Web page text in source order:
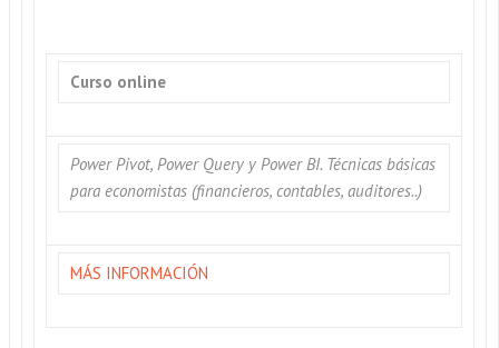
Curso online
Power Pivot, Power Query y Power BI. Técnicas básicas
para economistas (financieros, contables, auditores..)
MÁS INFORMACIÓN